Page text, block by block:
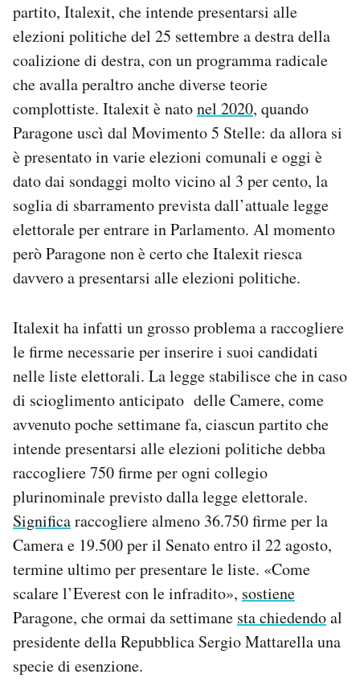
AREA PERSONALE
Area Personale
Notifiche mobile
Regala il Post
Hai bisogno di aiuto?
Esci
partito, Italexit, che intende presentarsi alle
elezioni politiche del 25 settembre a destra della
coalizione di destra, con un programma radicale
che avalla peraltro anche diverse teorie
complottiste. Italexit è natonel 2020, quando
Paragone uscì dal Movimento 5 Stelle: da allora si
è presentato in varie elezioni comunali e oggi è
dato dai sondaggi molto vicino al 3 per cento, la
soglia di sbarramento prevista dall’attuale legge
elettorale per entrare in Parlamento. Al momento
però Paragone non è certo che Italexit riesca
davvero a presentarsi alle elezioni politiche.
Italexit ha infatti un grosso problema a raccogliere
le firme necessarie per inserire i suoi candidati
nelle liste elettorali. La legge stabilisce che in caso
di scioglimento anticipato delle Camere, come
avvenuto poche settimane fa, ciascun partito che
intende presentarsi alle elezioni politiche debba
raccogliere 750 firme per ogni collegio
plurinominale previsto dalla legge elettorale.
Significaraccogliere almeno 36.750 firme per la
Camera e 19.500 per il Senato entro il 22 agosto,
termine ultimo per presentare le liste. «Come
scalare l’Everest con le infradito», sostiene
Paragone, che ormai da settimane sta chiedendoal
presidente della Repubblica Sergio Mattarella una
specie di esenzione.